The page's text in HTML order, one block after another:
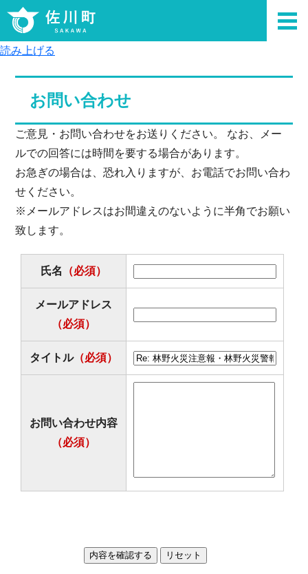
読み上げる
お問い合わせ
ご意見・お問い合わせをお送りください。 なお、メー
ルでの回答には時間を要する場合があります。
お急ぎの場合は、恐れ入りますが、お電話でお問い合わ
せください。
※メールアドレスはお間違えのないように半角でお願い
致します。
氏名 （必須）
メールアドレス
（必須）
タイトル（必須）
お問い合わせ内容
（必須）